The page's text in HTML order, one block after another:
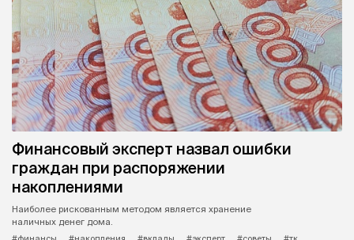
Финансовый эксперт назвал ошибки
граждан при распоряжении
накоплениями
Наиболее рискованным методом является хранение
наличных денег дома.